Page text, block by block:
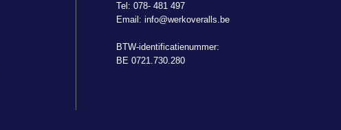
Tel: 078- 481 497
Email:info@werkoveralls.be
BTW-identificatienummer:
BE 0721.730.280